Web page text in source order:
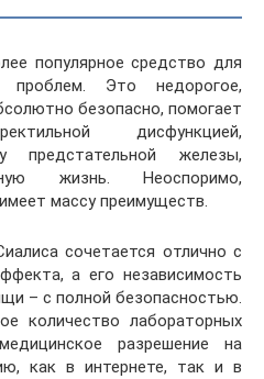
популярное средство для
проблем. Это недорогое,
безопасно, помогает
дисфункцией,
предстательной железы,
жизнь. Неоспоримо,
массу преимуществ.
сочетается отлично с
а его независимость
– с полной безопасностью.
количество лабораторных
разрешение на
как в интернете, так и в